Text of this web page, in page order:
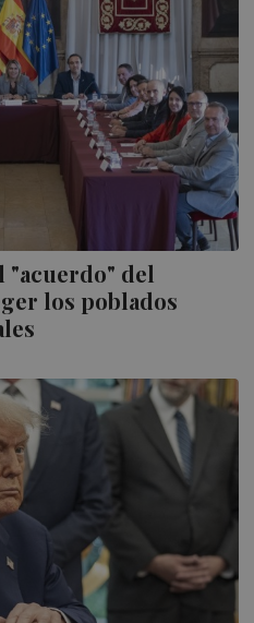
"acuerdo" del
los poblados